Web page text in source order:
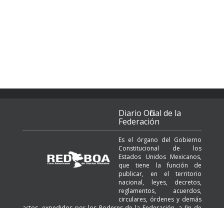
Diario Oficial de la
Federación
Es el órgano del Gobierno
Constitucional de los
Estados Unidos Mexicanos,
que tiene la función de
publicar, en el territorio
nacional, leyes, decretos,
reglamentos, acuerdos,
circulares, órdenes y demás